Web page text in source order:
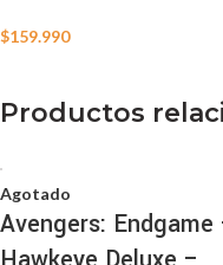
$159.990
Productos
Agotado
Avengers: Endgame